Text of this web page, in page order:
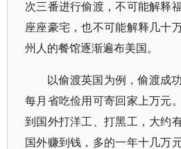
次三番进行偷渡，不可能解释
座座豪宅，也不可能解释几十
州人的餐馆逐渐遍布美国。
以偷渡英国为例，偷渡成
每月省吃俭用可寄回家上万元
到国外打洋工、打黑工，大约
国外赚到钱，多的一年十几万